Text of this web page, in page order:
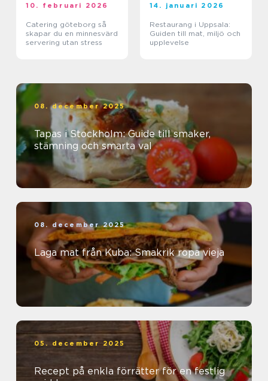
10. februari 2026
Catering göteborg så
skapar du en minnesvärd
servering utan stress
14. januari 2026
Restaurang i Uppsala:
Guiden till mat, miljö och
upplevelse
08. december 2025
Tapas i Stockholm: Guide till smaker,
stämning och smarta val
08. december 2025
Laga mat från Kuba: Smakrik ropa vieja
05. december 2025
Recept på enkla förrätter för en festlig